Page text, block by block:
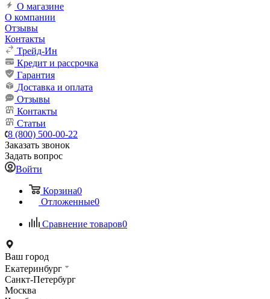
О магазине
О компании
Отзывы
Контакты
Трейд-Ин
Кредит и рассрочка
Гарантия
Доставка и оплата
Отзывы
Контакты
Статьи
8 (800) 500-00-22
Заказать звонок
Задать вопрос
Войти
Корзина0
Отложенные0
Сравнение товаров0
Ваш город
Екатеринбург
Санкт-Петербург
Москва